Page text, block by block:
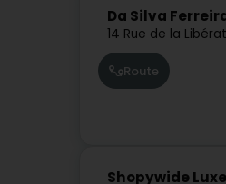
Da Silva
14 Rue de la
Route
Shopywide